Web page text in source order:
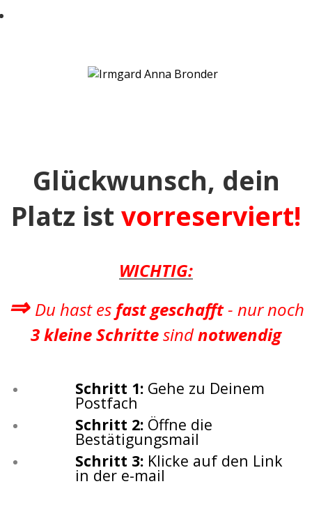
Glückwunsch, dein
Platz ist vorreserviert!
WICHTIG:
⇒ Du hast esfast geschafft- nur noch
3 kleine Schrittesindnotwendig
Schritt 1: Gehe zu Deinem
Postfach
Schritt 2: Öffne die
Bestätigungsmail
Schritt 3: Klicke auf den Link
in der e-mail